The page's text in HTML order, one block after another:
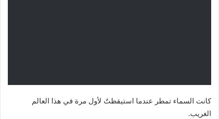
كانت السماء تمطر عندما استيقظتُ لأول مرة في هذا العالم
الغريب.